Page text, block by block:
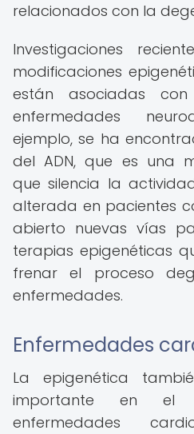
relacionados con la
Investigaciones
modificaciones
están asociadas
enfermedades
ejemplo, se ha
del ADN, que es una
que silencia la
alterada en pacientes
abierto nuevas vías
terapias epigenéticas
frenar el proceso
enfermedades.
Enfermedades
La epigenética
importante en
enfermedades